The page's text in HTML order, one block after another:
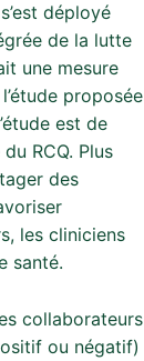
déployé
de la lutte
une mesure
proposée
est de
RCQ. Plus
des
les cliniciens
santé.
collaborateurs
ou négatif)